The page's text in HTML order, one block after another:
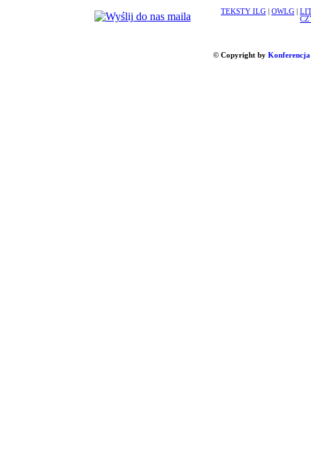
TEKSTY ILG OWLG
© Copyright by Konferencja